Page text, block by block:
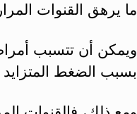
ما يرهق القنوات
ويمكن أن تتسبب
بسبب الضغط المتزايد